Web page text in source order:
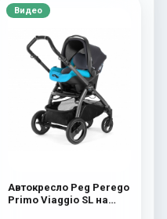
Видео
Автокресло Peg Perego
Primo Viaggio SL на